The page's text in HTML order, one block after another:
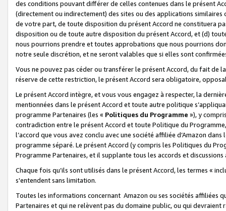
des conditions pouvant différer de celles contenues dans le présent
(directement ou indirectement) des sites ou des applications
de votre part, de toute disposition du présent Accord ne constituera
disposition ou de toute autre disposition du présent Accord, et (d)
nous pourrions prendre et toutes approbations que nous pourrions
notre seule discrétion, et ne seront valables que si elles sont
Vous ne pouvez pas céder ou transférer le présent Accord, du fait de
réserve de cette restriction, le présent Accord sera obligatoire,
Le présent Accord intègre, et vous vous engagez à respecter, la
mentionnées dans le présent Accord et toute autre politique
programme Partenaires (les « Politiques du Programme »), y
contradiction entre le présent Accord et toute Politique du
l’accord que vous avez conclu avec une société affiliée d’Amazon
programme séparé. Le présent Accord (y compris les Politiques du
Programme Partenaires, et il supplante tous les accords et discussions
Chaque fois qu’ils sont utilisés dans le présent Accord, les termes «
s'entendent sans limitation.
Toutes les informations concernant Amazon ou ses sociétés affiliées
Partenaires et qui ne relèvent pas du domaine public, ou qui